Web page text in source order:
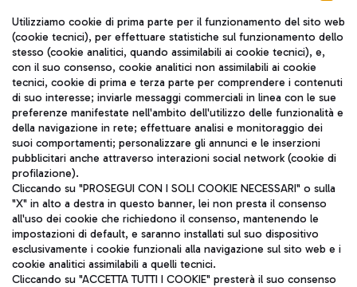
Seguici sui social
TRAVEL JOURNAL
ITA
Aeroporti di Roma S.p.A. - Società soggetta a direzione e
coordinamento di Mundys S.p.A.
Utilizziamo cookie di prima parte per il funzionamento del sito web
(cookie tecnici), per effettuare statistiche sul funzionamento dello
stesso (cookie analitici, quando assimilabili ai cookie tecnici), e,
con il suo consenso, cookie analitici non assimilabili ai cookie
tecnici, cookie di prima e terza parte per comprendere i contenuti
di suo interesse; inviarle messaggi commerciali in linea con le sue
preferenze manifestate nell'ambito dell'utilizzo delle funzionalità e
della navigazione in rete; effettuare analisi e monitoraggio dei
suoi comportamenti; personalizzare gli annunci e le inserzioni
pubblicitari anche attraverso interazioni social network (cookie di
profilazione).
Cliccando su "PROSEGUI CON I SOLI COOKIE NECESSARI" o sulla
"X" in alto a destra in questo banner, lei non presta il consenso
all'uso dei cookie che richiedono il consenso, mantenendo le
impostazioni di default, e saranno installati sul suo dispositivo
esclusivamente i cookie funzionali alla navigazione sul sito web e i
cookie analitici assimilabili a quelli tecnici.
Cliccando su "ACCETTA TUTTI I COOKIE" presterà il suo consenso